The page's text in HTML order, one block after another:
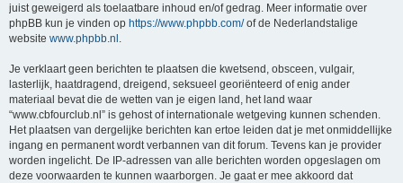
juist geweigerd als toelaatbare inhoud en/of gedrag. Meer informatie over
phpBB kun je vinden op https://www.phpbb.com/of de Nederlandstalige
website www.phpbb.nl .
Je verklaart geen berichten te plaatsen die kwetsend, obsceen, vulgair,
lasterlijk, haatdragend, dreigend, seksueel georiënteerd of enig ander
materiaal bevat die de wetten van je eigen land, het land waar
“www.cbfourclub.nl” is gehost of internationale wetgeving kunnen schenden.
Het plaatsen van dergelijke berichten kan ertoe leiden dat je met onmiddellijke
ingang en permanent wordt verbannen van dit forum. Tevens kan je provider
worden ingelicht. De IP-adressen van alle berichten worden opgeslagen om
deze voorwaarden te kunnen waarborgen. Je gaat er mee akkoord dat